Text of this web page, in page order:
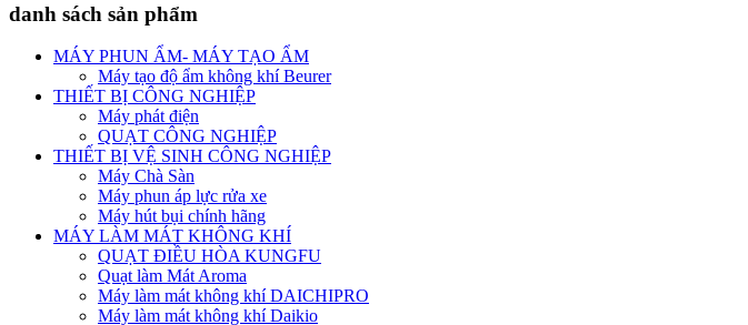
danh sách sản phẩm
MÁY PHUN ẨM- MÁY TẠO ẨM
Máy tạo độ ẩm không khí Beurer
THIẾT BỊ CÔNG NGHIỆP
Máy phát điện
QUẠT CÔNG NGHIỆP
THIẾT BỊ VỆ SINH CÔNG NGHIỆP
Máy Chà Sàn
Máy phun áp lực rửa xe
Máy hút bụi chính hãng
MÁY LÀM MÁT KHÔNG KHÍ
QUẠT ĐIỀU HÒA KUNGFU
Quạt làm Mát Aroma
Máy làm mát không khí DAICHIPRO
Máy làm mát không khí Daikio